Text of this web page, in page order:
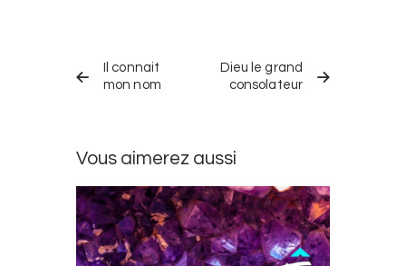
dans
les
QUOTIDIEN
PRÉCÉDENT
Il connait
mon nom
QUOTIDIEN
SUIVANT
Dieu le grand
consolateur
Vous aimerez aussi